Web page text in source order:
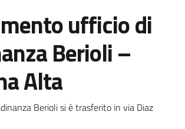
ufficio di
Berioli –
Alta
notizia
Berioli si è trasferito in via Diaz